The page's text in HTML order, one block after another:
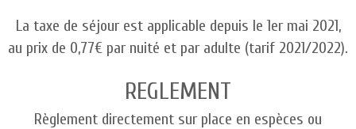
La taxe de séjour est applicable depuis le 1er mai 2021,
au prix de 0,77€ par nuité et par adulte (tarif 2021/2022).
REGLEMENT
Règlement directement sur place en espèces ou